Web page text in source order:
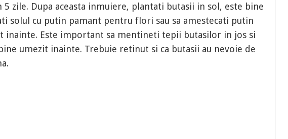
zile. Dupa aceasta inmuiere, plantati butasii in sol, este bine
solul cu putin pamant pentru flori sau sa amestecati putin
inainte. Este important sa mentineti tepii butasilor in jos si
umezit inainte. Trebuie retinut si ca butasii au nevoie de